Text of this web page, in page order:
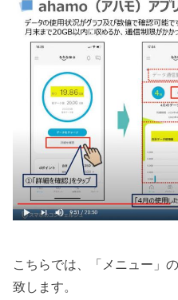
こちらでは、「メニュー」
致します。